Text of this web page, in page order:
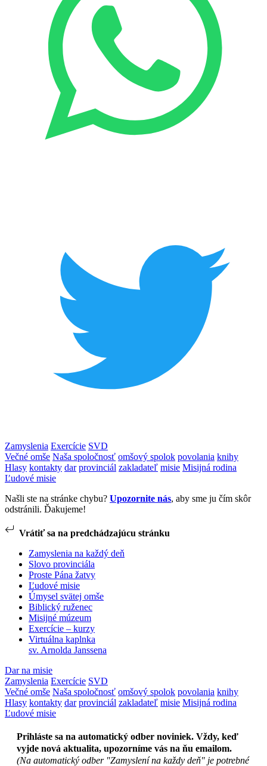
Zamyslenia Exercície SVD
Večné omše Naša spoločnosť omšový spolok povolania knihy
Hlasy kontakty dar provinciál zakladateľ misie Misijná rodina
Ľudové misie
Našli ste na stránke chybu? Upozornite nás, aby sme ju čím skôr
odstránili. Ďakujeme!
Vrátiť sa na predchádzajúcu stránku
Zamyslenia na každý deň
Slovo provinciála
Proste Pána žatvy
Ľudové misie
Úmysel svätej omše
Biblický ruženec
Misijné múzeum
Exercície – kurzy
Virtuálna kaplnka
sv. Arnolda Janssena
Dar na misie
Zamyslenia Exercície SVD
Večné omše Naša spoločnosť omšový spolok povolania knihy
Hlasy kontakty dar provinciál zakladateľ misie Misijná rodina
Ľudové misie
Prihláste sa na automatický odber noviniek. Vždy, keď
vyjde nová aktualita, upozorníme vás na ňu emailom.
(Na automatický odber "Zamyslení na každy deň" je potrebné